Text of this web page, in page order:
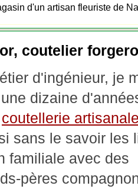
d'un artisan fleuriste de
coutelier
d'ingénieur, je
dizaine
coutellerie
sans le savoir les
familiale avec des
pères